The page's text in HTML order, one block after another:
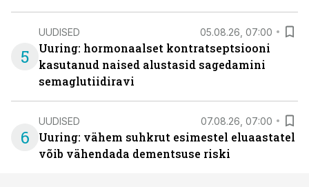
5
UUDISED 05.08.26, 07:00
Uuring: hormonaalset kontratseptsiooni
kasutanud naised alustasid sagedamini
semaglutiidiravi
6
UUDISED 07.08.26, 07:00
Uuring: vähem suhkrut esimestel eluaastatel
võib vähendada dementsuse riski